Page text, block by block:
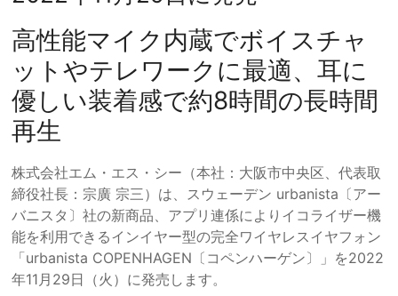
高性能マイク内蔵でボイスチャ
ットやテレワークに最適、耳に
優しい装着感で約8時間の長時間
再生
株式会社エム・エス・シー（本社：大阪市中央区、代表取
締役社⻑：宗廣 宗三）は、スウェーデン urbanista〔アー
バニスタ〕社の新商品、アプリ連係によりイコライザー機
能を利用できるインイヤー型の完全ワイヤレスイヤフォン
「urbanista COPENHAGEN〔コペンハーゲン〕」を2022
年11月29日（火）に発売します。